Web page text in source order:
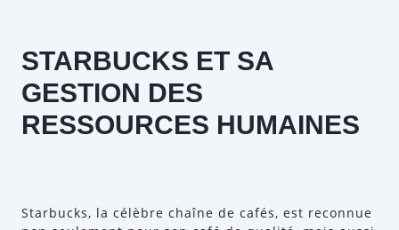
STARBUCKS ET SA
GESTION DES
RESSOURCES HUMAINES
Starbucks, la célèbre chaîne de cafés, est reconnue